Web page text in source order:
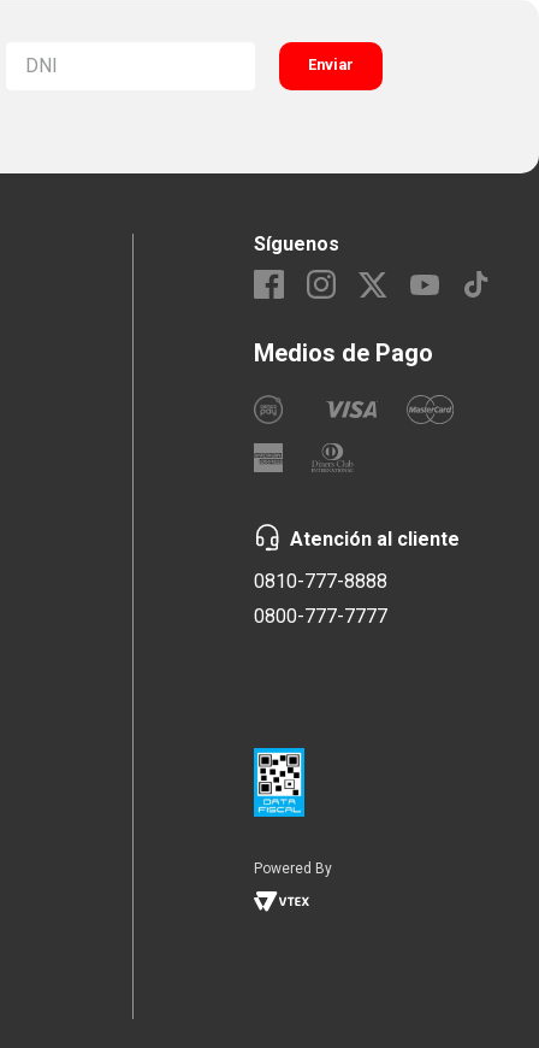
Enviar
Síguenos
Medios de Pago
Atención al cliente
0810-777-8888
0800-777-7777
Powered By